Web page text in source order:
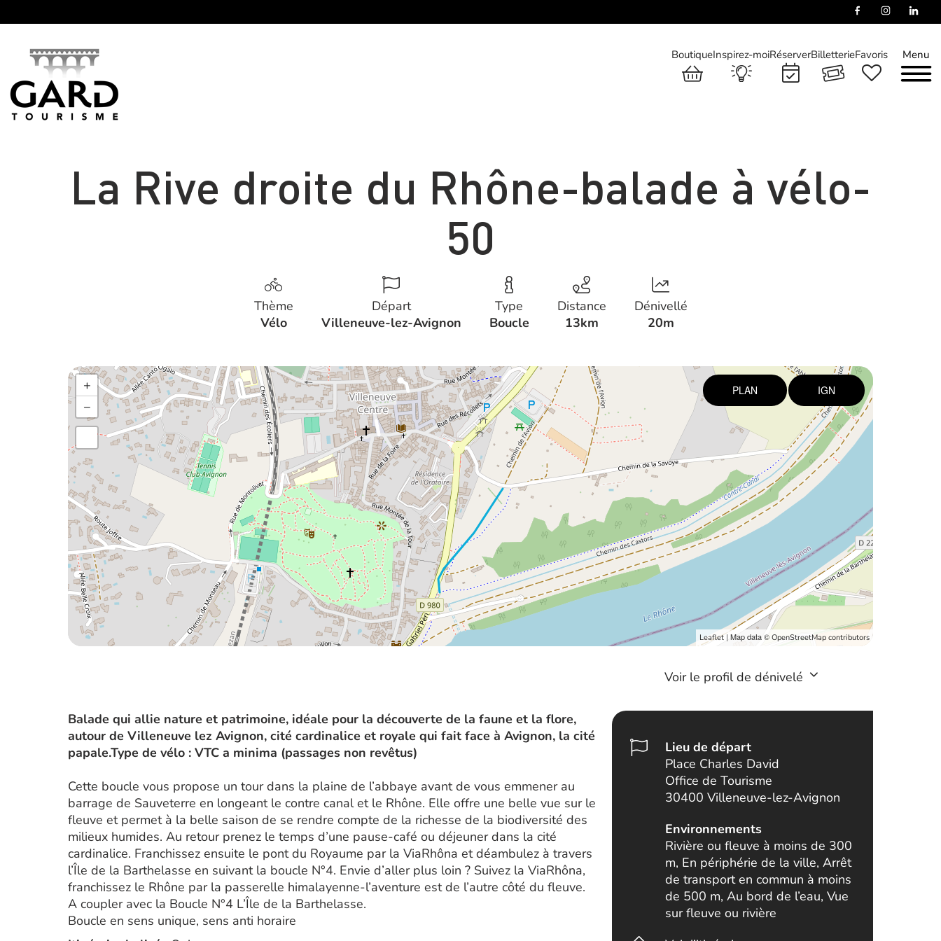
Menu
BoutiqueInspirez-moiRéserverBilletterieFavoris
La Rive droite du Rhône-balade à vélo-
50
Thème
Vélo
Départ
Villeneuve-lez-Avignon
Type
Boucle
Distance
13km
Dénivellé
20m
+
−
PLAN IGN
Leaflet| Map data © OpenStreetMap contributors
Voir le profil de dénivelé
Balade qui allie nature et patrimoine, idéale pour la découverte de la faune et la flore,
autour de Villeneuve lez Avignon, cité cardinalice et royale qui fait face à Avignon, la cité
papale.Type de vélo : VTC a minima (passages non revêtus)
Cette boucle vous propose un tour dans la plaine de l’abbaye avant de vous emmener au
barrage de Sauveterre en longeant le contre canal et le Rhône. Elle offre une belle vue sur le
fleuve et permet à la belle saison de se rendre compte de la richesse de la biodiversité des
milieux humides. Au retour prenez le temps d’une pause-café ou déjeuner dans la cité
cardinalice. Franchissez ensuite le pont du Royaume par la ViaRhôna et déambulez à travers
l’Île de la Barthelasse en suivant la boucle N°4. Envie d’aller plus loin ? Suivez la ViaRhôna,
franchissez le Rhône par la passerelle himalayenne-l’aventure est de l’autre côté du fleuve.
A coupler avec la Boucle N°4 L’Île de la Barthelasse.
Boucle en sens unique, sens anti horaire
Lieu de départ
Place Charles David
Office de Tourisme
30400 Villeneuve-lez-Avignon
Environnements
Rivière ou fleuve à moins de 300
m, En périphérie de la ville, Arrêt
de transport en commun à moins
de 500 m, Au bord de l’eau, Vue
sur fleuve ou rivière